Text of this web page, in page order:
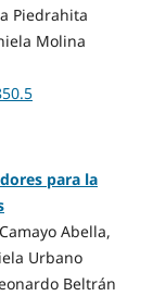
Piedrahita
Molina
para la
Abella,
Urbano
Beltrán